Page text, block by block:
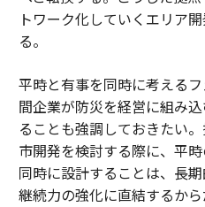
トワーク化していくエリア
る。
平時と有事を同時に考える
間企業が防災を経営に組み
ることも強調しておきたい
市開発を検討する際に、平
同時に設計することは、長
継続力の強化に直結するから